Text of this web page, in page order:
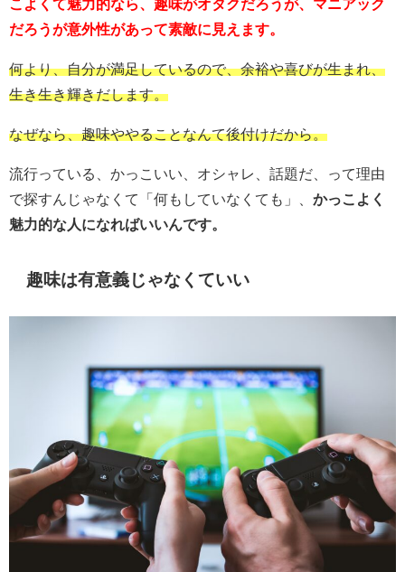
こよくて魅力的なら、趣味がオタクだろうが、マニアック
だろうが意外性があって素敵に見えます。
何より、自分が満足しているので、余裕や喜びが生まれ、
生き生き輝きだします。
なぜなら、趣味ややることなんて後付けだから。
流行っている、かっこいい、オシャレ、話題だ、って理由
で探すんじゃなくて「何もしていなくても」、 かっこよく
魅力的な人になればいいんです。
趣味は有意義じゃなくていい